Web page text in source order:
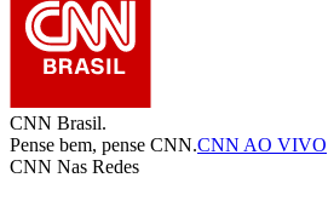
CNN Brasil.
Pense bem, pense CNN.CNN AO VIVO
CNN Nas Redes